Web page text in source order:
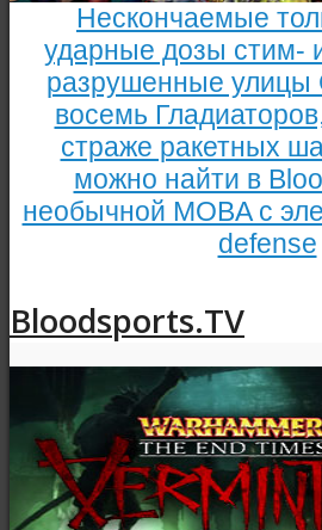
Нескончаемые
ударные дозы стим-
разрушенные улицы
восемь
страже ракетных
можно найти в
необычной MOBA с
defense
Bloodsports.TV